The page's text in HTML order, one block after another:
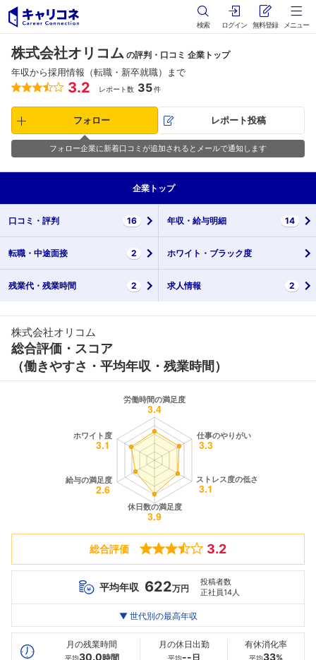
検索 ログイン 無料登録 メニュー
株式会社オリコム の評判・口コミ 企業トップ
年収から採用情報（転職・新卒就職）まで
3.2 レポート数 35件
フォロー レポート投稿
フォロー企業に新着口コミが追加されるとメールで通知します
企業 トップ
口コミ・ 評判 16 年収・ 給与明細 14
転職・ 中途面接 2 ホワイト・ ブラック度
残業代・ 残業時間 2 求人情報 2
株式会社オリコム
総合評価・スコア
（働きやすさ・平均年収・残業時間）
総合評価 3.2
平均年収 622万円
投稿者数
正社員14人
最高年収
20代
1110万
30代
690万
924万
▼ 世代別の最高年収
月の残業時間
平均30.0時間
月の休日出勤
平均-- 日
有休消化率
平均33%